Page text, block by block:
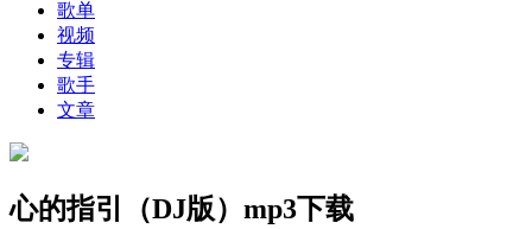
歌单
视频
专辑
歌手
文章
心的指引（DJ版）mp3下载